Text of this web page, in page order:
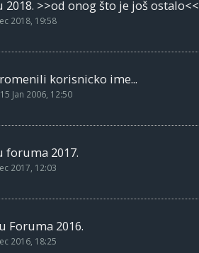
2018. >>od onog što je još ostalo<<
2018, 19:58
korisnicko ime...
15 Jan 2006, 12:50
foruma 2017.
2017, 12:03
Foruma 2016.
2016, 18:25